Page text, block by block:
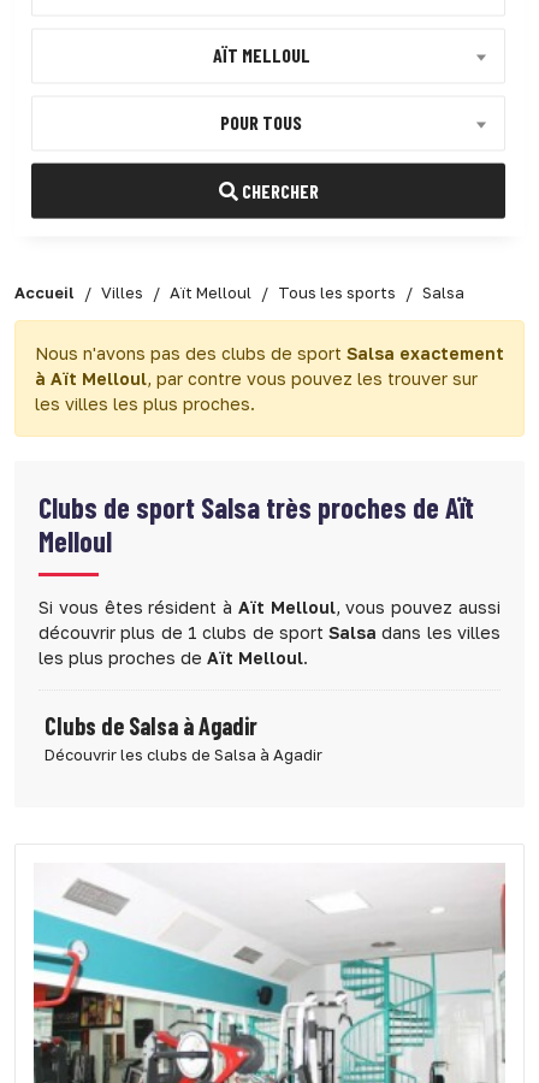
AÏT MELLOUL
POUR TOUS
CHERCHER
Accueil Villes Aït Melloul Tous les sports Salsa
Nous n'avons pas des clubs de sport Salsa exactement
à Aït Melloul, par contre vous pouvez les trouver sur
les villes les plus proches.
Clubs de sport Salsa très proches de Aït
Melloul
Si vous êtes résident à Aït Melloul, vous pouvez aussi
découvrir plus de 1 clubs de sportSalsa dans les villes
les plus proches de Aït Melloul.
Clubs de Salsa à Agadir
Découvrir les clubs de Salsa à Agadir